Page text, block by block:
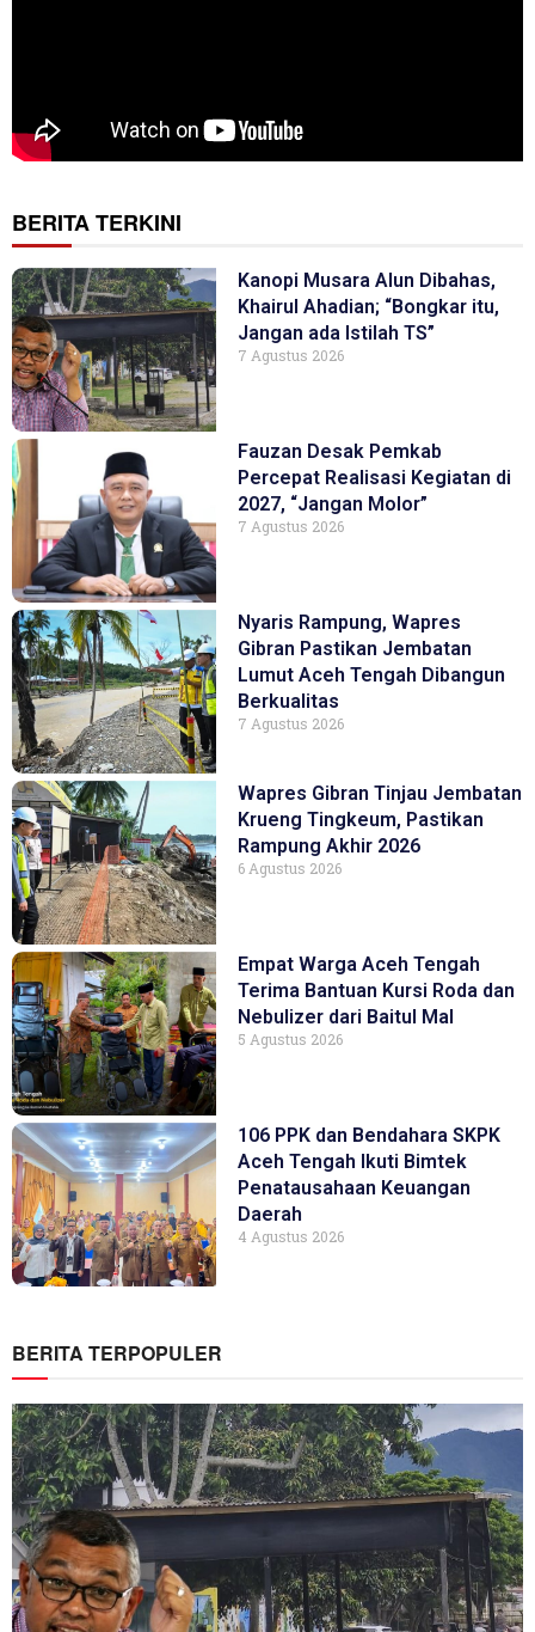
BERITA TERKINI
Kanopi Musara Alun Dibahas,
Khairul Ahadian; “Bongkar itu,
Jangan ada Istilah TS”
7 Agustus 2026
Fauzan Desak Pemkab
Percepat Realisasi Kegiatan di
2027, “Jangan Molor”
7 Agustus 2026
Nyaris Rampung, Wapres
Gibran Pastikan Jembatan
Lumut Aceh Tengah Dibangun
Berkualitas
7 Agustus 2026
Wapres Gibran Tinjau Jembatan
Krueng Tingkeum, Pastikan
Rampung Akhir 2026
6 Agustus 2026
Empat Warga Aceh Tengah
Terima Bantuan Kursi Roda dan
Nebulizer dari Baitul Mal
5 Agustus 2026
106 PPK dan Bendahara SKPK
Aceh Tengah Ikuti Bimtek
Penatausahaan Keuangan
Daerah
4 Agustus 2026
BERITA TERPOPULER